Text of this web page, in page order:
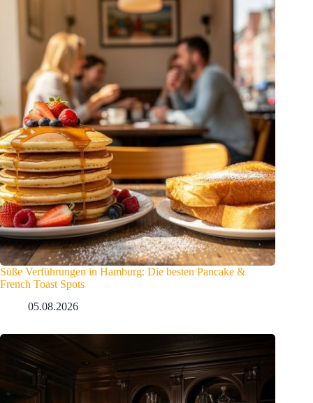
Süße Verführungen in Hamburg: Die besten Pancake &
French Toast Spots
05.08.2026